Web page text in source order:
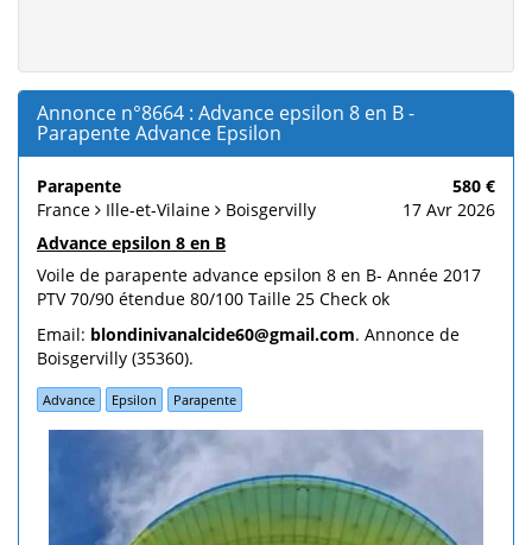
Annonce n°8664 : Advance epsilon 8 en B -
Parapente Advance Epsilon
Parapente
580 €
France
Ille-et-Vilaine Boisgervilly
17 Avr 2026
Advance epsilon 8 en B
Voile de parapente advance epsilon 8 en B- Année 2017
PTV 70/90 étendue 80/100 Taille 25 Check ok
Email: blondinivanalcide60@gmail.com. Annonce de
Boisgervilly (35360).
Advance Epsilon Parapente